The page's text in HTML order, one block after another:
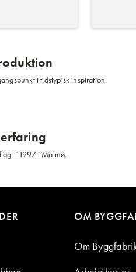
i tidstypisk inspiration.
i 1997 i Malmø.
OM
Om